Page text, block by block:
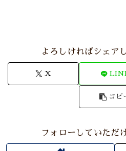
よろしければシェア
X
コピ
フォローしていただ